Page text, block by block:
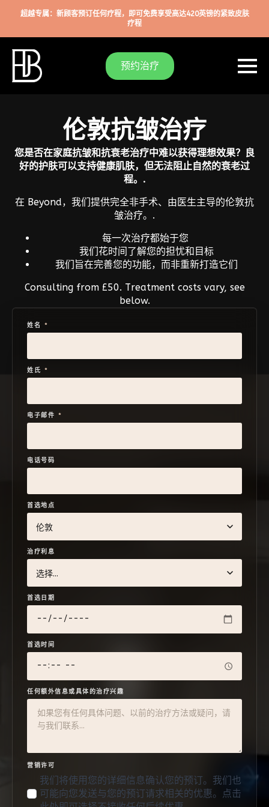
超越专属：新顾客预订任何疗程，即可免费享受高达420英镑的紧致皮肤
疗程
预约治疗
伦敦抗皱治疗
您是否在家庭抗皱和抗衰老治疗中难以获得理想效果？良
好的护肤可以支持健康肌肤，但无法阻止自然的衰老过
程。.
在 Beyond，我们提供完全非手术、由医生主导的伦敦抗
皱治疗。.
每一次治疗都始于您
我们花时间了解您的担忧和目标
我们旨在完善您的功能，而非重新打造它们
Consulting from £50. Treatment costs vary, see
below.
姓名 *
姓氏 *
电子邮件 *
电话号码
首选地点
治疗利息
首选日期
首选时间
任何额外信息或具体的治疗兴趣
营销许可
我们将使用您的详细信息确认您的预订。我们也
可能向您发送与您的预订请求相关的优惠。点击